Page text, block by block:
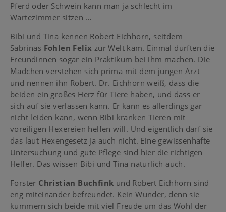
Pferd oder Schwein kann man ja schlecht im
Wartezimmer sitzen …
Bibi und Tina kennen Robert Eichhorn, seitdem
Sabrinas Fohlen Felix zur Welt kam. Einmal durften die
Freundinnen sogar ein Praktikum bei ihm machen. Die
Mädchen verstehen sich prima mit dem jungen Arzt
und nennen ihn Robert. Dr. Eichhorn weiß, dass die
beiden ein großes Herz für Tiere haben, und dass er
sich auf sie verlassen kann. Er kann es allerdings gar
nicht leiden kann, wenn Bibi kranken Tieren mit
voreiligen Hexereien helfen will. Und eigentlich darf sie
das laut Hexengesetz ja auch nicht. Eine gewissenhafte
Untersuchung und gute Pflege sind hier die richtigen
Helfer. Das wissen Bibi und Tina natürlich auch.
Förster Christian Buchfink und Robert Eichhorn sind
eng miteinander befreundet. Kein Wunder, denn sie
kümmern sich beide mit viel Freude um das Wohl der